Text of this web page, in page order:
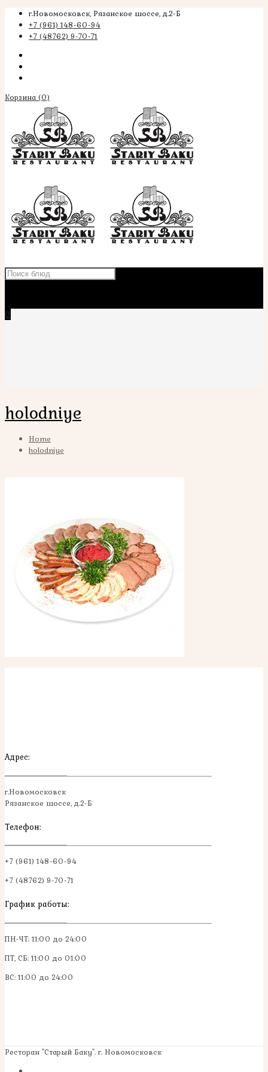
г.Новомосковск, Рязанское шоссе, д.2-Б
+7 (961) 148-60-94
+7 (48762) 9-70-71
Корзина (0)
0
holodniye
Home
holodniye
Адрес:
г.Новомосковск
Рязанское шоссе, д.2-Б
Телефон:
+7 (961) 148-60-94
+7 (48762) 9-70-71
График работы:
ПН-ЧТ: 11:00 до 24:00
ПТ, СБ: 11:00 до 01:00
ВС: 11:00 до 24:00
Ресторан "Старый Баку". г. Новомосковск